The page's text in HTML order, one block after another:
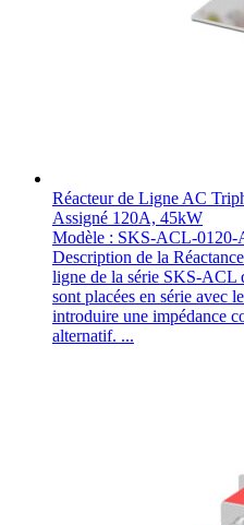
Réacteur de Ligne AC
Assigné 120A, 45kW
Modèle : SKS-ACL-0120-
Description de la
ligne de la série SKS-ACL
sont placées en série avec
introduire une impédance
alternatif. ...